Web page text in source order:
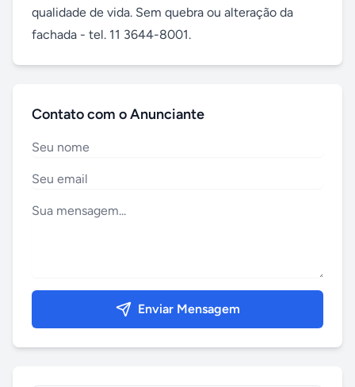
qualidade de vida. Sem quebra ou alteração da
fachada - tel. 11 3644-8001.
Contato com o Anunciante
Enviar Mensagem